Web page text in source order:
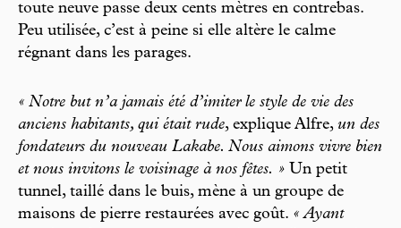
toute neuve passe deux cents mètres en contrebas.
Peu utilisée, c’est à peine si elle altère le calme
régnant dans les parages.
« Notre but n’a jamais été d’imiter le style de vie des
anciens habitants, qui était rude, explique Alfre, un des
fondateurs du nouveau Lakabe. Nous aimons vivre bien
et nous invitons le voisinage à nos fêtes. » Un petit
tunnel, taillé dans le buis, mène à un groupe de
maisons de pierre restaurées avec goût. « Ayant